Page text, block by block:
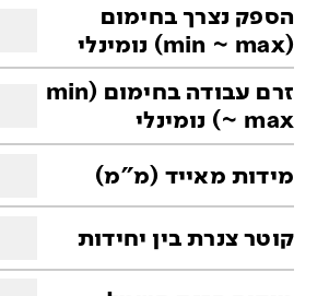
הספק נצרך בחימום
(min ~ max) נומינלי
זרם עבודה בחימום (min
~ max) נומינלי
מידות מאייד (מ"מ)
קוטר צנרת בין יחידות